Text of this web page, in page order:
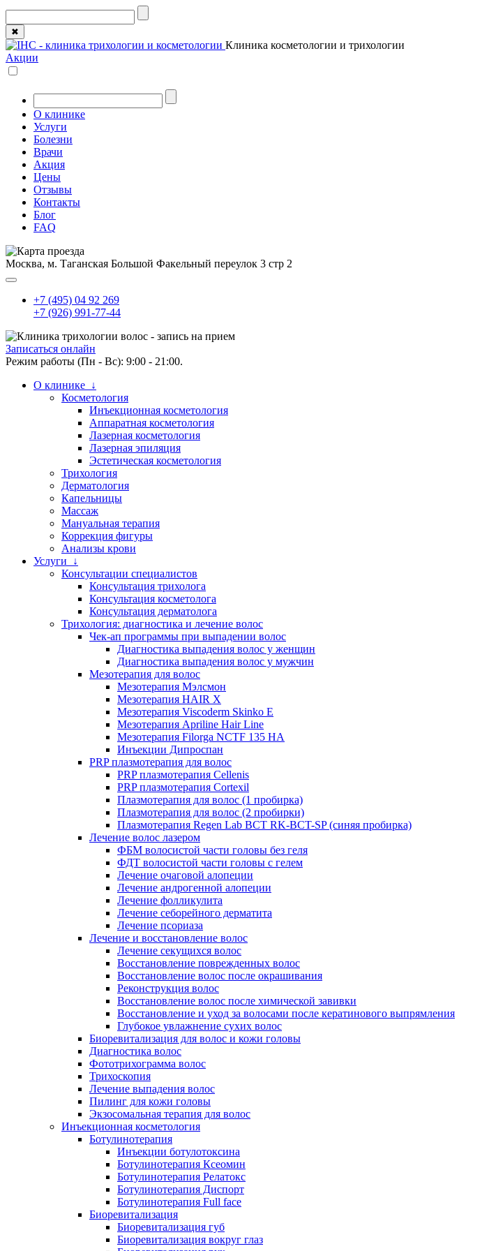
✖
Клиника косметологии и трихологии
Акции
О клинике
Услуги
Болезни
Врачи
Акция
Цены
Отзывы
Контакты
Блог
FAQ
Москва, м. Таганская Большой Факельный переулок 3 стр 2
+7 (495) 04 92 269
+7 (926) 991-77-44
Записаться онлайн
Режим работы (Пн - Вс): 9:00 - 21:00.
О клинике ↓
Косметология
Инъекционная косметология
Аппаратная косметология
Лазерная косметология
Лазерная эпиляция
Эстетическая косметология
Трихология
Дерматология
Капельницы
Массаж
Мануальная терапия
Коррекция фигуры
Анализы крови
Услуги ↓
Консультации специалистов
Консультация трихолога
Консультация косметолога
Консультация дерматолога
Трихология: диагностика и лечение волос
Чек-ап программы при выпадении волос
Диагностика выпадения волос у женщин
Диагностика выпадения волос у мужчин
Мезотерапия для волос
Мезотерапия Мэлсмон
Мезотерапия HAIR X
Мезотерапия Viscoderm Skinko E
Мезотерапия Apriline Hair Line
Мезотерапия Filorga NCTF 135 HA
Инъекции Дипроспан
PRP плазмотерапия для волос
PRP плазмотерапия Cellenis
PRP плазмотерапия Cortexil
Плазмотерапия для волос (1 пробирка)
Плазмотерапия для волос (2 пробирки)
Плазмотерапия Regen Lab BCT RK-BCT-SP (синяя пробирка)
Лечение волос лазером
ФБМ волосистой части головы без геля
ФДТ волосистой части головы с гелем
Лечение очаговой алопеции
Лечение андрогенной алопеции
Лечение фолликулита
Лечение себорейного дерматита
Лечение псориаза
Лечение и восстановление волос
Лечение секущихся волос
Восстановление поврежденных волос
Восстановление волос после окрашивания
Реконструкция волос
Восстановление волос после химической завивки
Восстановление и уход за волосами после кератинового выпрямления
Глубокое увлажнение сухих волос
Биоревитализация для волос и кожи головы
Диагностика волос
Фототрихограмма волос
Трихоскопия
Лечение выпадения волос
Пилинг для кожи головы
Экзосомальная терапия для волос
Инъекционная косметология
Ботулинотерапия
Инъекции ботулотоксина
Ботулинотерапия Ксеомин
Ботулинотерапия Релатокс
Ботулинотерапия Диспорт
Ботулинотерапия Full face
Биоревитализация
Биоревитализация губ
Биоревитализация вокруг глаз